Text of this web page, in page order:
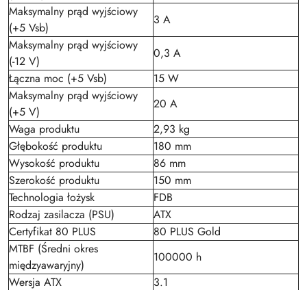
Maksymalny prąd wyjściowy
(+5 Vsb)
3 A
Maksymalny prąd wyjściowy
(-12 V)
0,3 A
Łączna moc (+5 Vsb)
15 W
Maksymalny prąd wyjściowy
(+5 V)
20 A
Waga produktu
2,93 kg
Głębokość produktu
180 mm
Wysokość produktu
86 mm
Szerokość produktu
150 mm
Technologia łożysk
FDB
Rodzaj zasilacza (PSU)
ATX
Certyfikat 80 PLUS
80 PLUS Gold
MTBF (Średni okres
międzyawaryjny)
100000 h
Wersja ATX
3.1